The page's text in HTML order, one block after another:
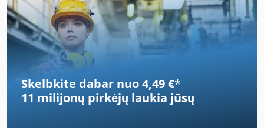
Iš Anksto Dengtos
Iš Anksto Nustatyti Skaitiklio
Kaip Susisiekti Su Mašina
Kaip Susisiekti Su Ratukais
Kaip Susisiekti Su Šlifavimo Staklės
Skelbkite dabar nuo 4,49 €*
11 milijonų pirkėjų laukia jūsų